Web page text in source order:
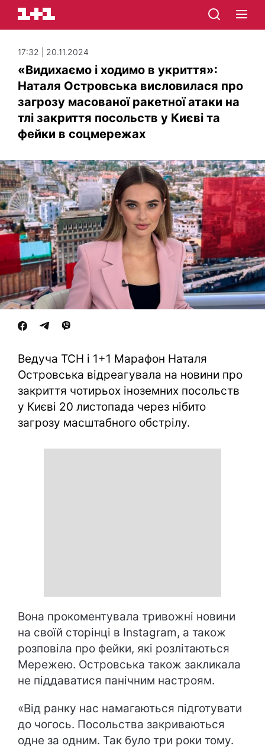
17:32 | 20.11.2024
«Видихаємо і ходимо в укриття»:
Наталя Островська висловилася про
загрозу масованої ракетної атаки на
тлі закриття посольств у Києві та
фейки в соцмережах
Ведуча ТСН і 1+1 Марафон Наталя
Островська відреагувала на новини про
закриття чотирьох іноземних посольств
у Києві 20 листопада через нібито
загрозу масштабного обстрілу.
Вона прокоментувала тривожні новини
на своїй сторінці в Instagram, а також
розповіла про фейки, які розлітаються
Мережею. Островська також закликала
не піддаватися панічним настроям.
«Від ранку нас намагаються підготувати
до чогось. Посольства закриваються
одне за одним. Так було три роки тому.